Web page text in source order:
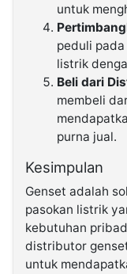
untuk
peduli
listrik
Beli dari
membeli
purna jual.
Kesimpulan
Genset adalah
pasokan listrik
kebutuhan
distributor
untuk